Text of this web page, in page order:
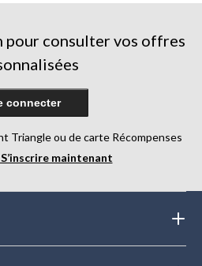
pour consulter vos offres
connecter
Triangle ou de carte Récompenses
S’inscrire maintenant